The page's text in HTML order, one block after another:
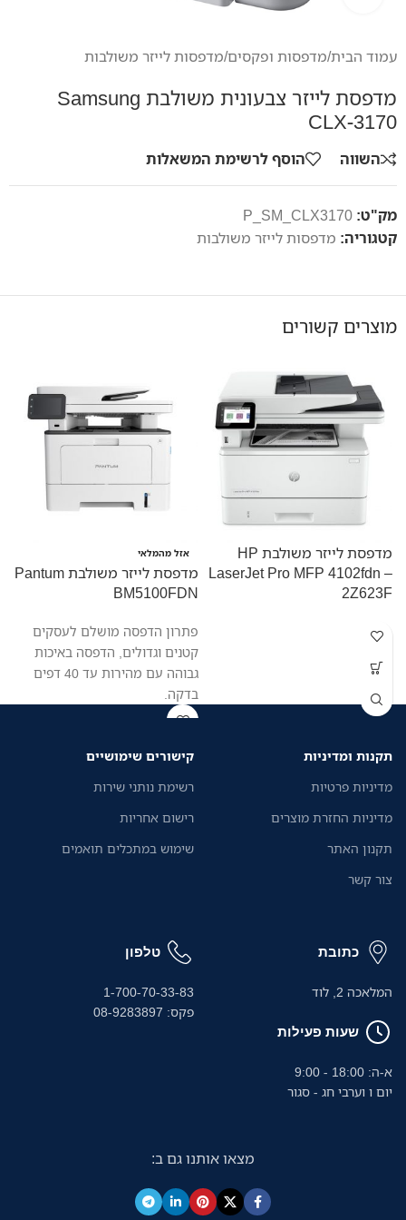
עמוד הבית/מדפסות ופקסים/מדפסות לייזר משולבות
מדפסת לייזר צבעונית משולבת Samsung
CLX-3170
השווה הוסף לרשימת המשאלות
מק"ט: P_SM_CLX3170
קטגוריה: מדפסות לייזר משולבות
מוצרים קשורים
מדפסת לייזר משולבת HP
LaserJet Pro MFP 4102fdn –
2Z623F
אזל מהמלאי
מדפסת לייזר משולבת Pantum
BM5100FDN
פתרון הדפסה מושלם לעסקים
קטנים וגדולים, הדפסה באיכות
גבוהה עם מהירות עד 40 דפים
בדקה.
תקנות ומדיניות
מדיניות פרטיות
מדיניות החזרת מוצרים
תקנון האתר
צור קשר
קישורים שימושיים
רשימת נותני שירות
רישום אחריות
שימוש במתכלים תואמים
כתובת
המלאכה 2, לוד
שעות פעילות
א-ה: 18:00 - 9:00
יום ו וערבי חג - סגור
טלפון
1-700-70-33-83
פקס: 08-9283897
מצאו אותנו גם ב: